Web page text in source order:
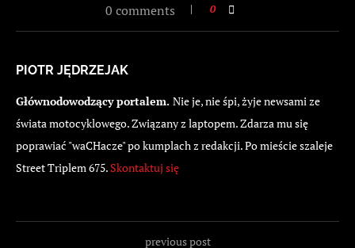
0 comments 0
PIOTR JĘDRZEJAK
Głównodowodzący portalem. Nie je, nie śpi, żyje newsami ze
świata motocyklowego. Związany z laptopem. Zdarza mu się
poprawiać "waCHacze" po kumplach z redakcji. Po mieście szaleje
Street Triplem 675. Skontaktuj się
previous post